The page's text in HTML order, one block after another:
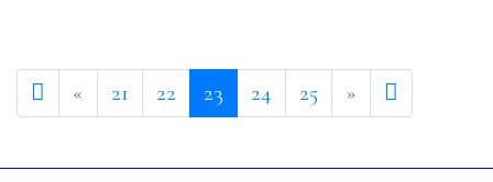
« Previous page
21 22 23 24 25 » Next page